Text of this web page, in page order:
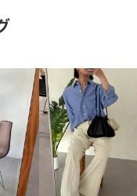
況により変色などが